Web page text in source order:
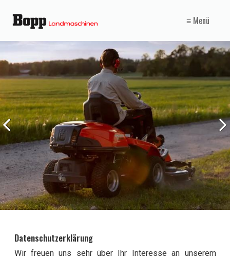
≡ Menü
Datenschutzerklärung
Wir freuen uns sehr über Ihr Interesse an unserem